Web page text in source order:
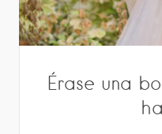
Érase una